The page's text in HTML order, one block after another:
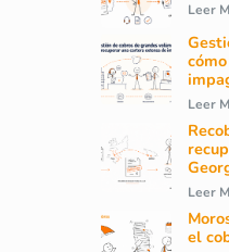
Leer
Leer
Leer
el